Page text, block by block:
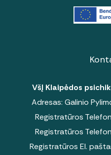
VšĮ Klaipėdos
Adresas: Galinio
Registratūros
Registratūros
Registratūros El.